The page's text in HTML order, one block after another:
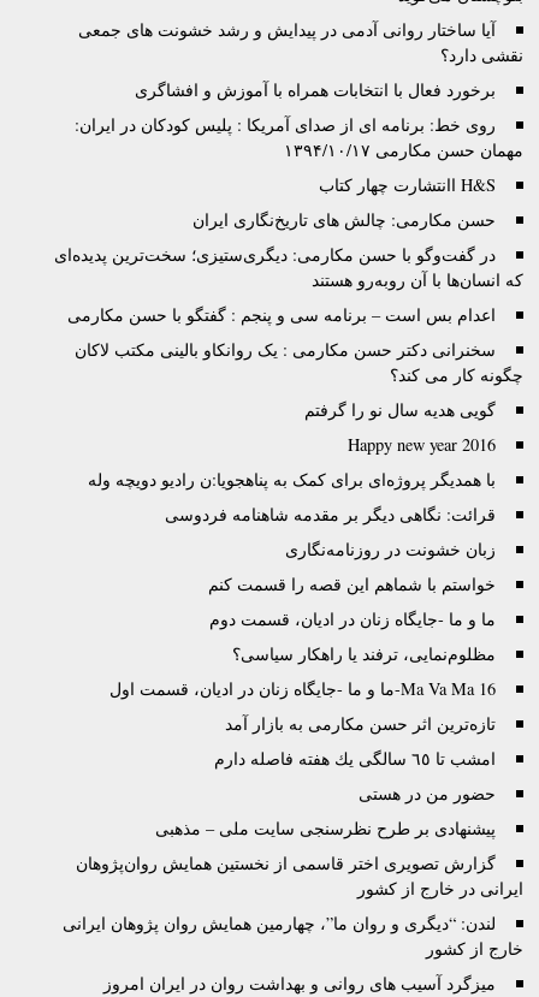
آیا ساختار روانی آدمی در پیدایش و رشد خشونت های جمعی
نقشی دارد؟
برخورد فعال با انتخابات همراه با آموزش و افشاگری
روی خط: برنامه ای از صدای آمریکا : پلیس کودکان در ایران:
مهمان حسن مکارمی ۱۳۹۴/۱۰/۱۷
H&S اانتشارت چهار کتاب
حسن مکارمی: چالش های تاریخ‌نگاری ایران
در گفت‌وگو با حسن مکارمی: دیگری‌ستیزی؛ سخت‌ترین پدیده‌ای
که انسان‌ها با آن روبه‌رو هستند
اعدام بس است – برنامه سی و پنجم : گفتگو با حسن مکارمی
سخنرانی دکتر حسن مکارمی : یک روانکاو بالینی مکتب لاکان
چگونه کار می کند؟
گویی هدیه سال نو را گرفتم
Happy new year 2016
با همدیگر پروژه‌‌ای برای کمک به پناهجویا:ن رادیو دویچه وله
قرائت: نگاهی دیگر بر مقدمه شاهنامه فردوسی
زبان خشونت در روزنامه‌نگاری
خواستم با شماهم این قصه را قسمت کنم
ما و ما -جایگاه‌ زنان در ادیان، قسمت دوم
مظلوم‌نمایی، ترفند یا راهکار سیاسی؟
Ma Va Ma 16-ما و ما -جایگاه‌ زنان در ادیان، قسمت اول
تازه‌ترین اثر حسن مکارمی به بازار آمد
امشب تا ٦٥ سالگى يك هفته فاصله دارم
حضور من در هستی
پیشنهادی بر طرح نظرسنجی سایت ملی – مذهبی
گزارش تصويری اختر قاسمی از نخستين همايش روان‌پژوهان
ايرانی در خارج از کشور
لندن: “دیگری و روان ما”، چهارمین همایش روان پژوهان ایرانی
خارج از کشور
ميزگرد آسيب های روانی و بهداشت روان در ايران امروز